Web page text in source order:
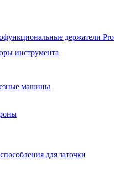
держатели
инструмента
машины
для заточки